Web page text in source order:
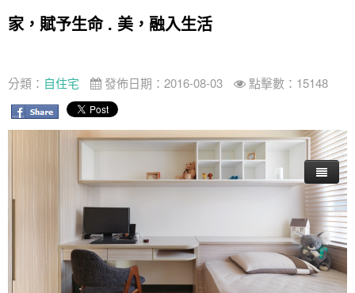
家，賦予生命 . 美，融入生活
分類： 自住宅 發佈日期：2016-08-03 點擊數：15148